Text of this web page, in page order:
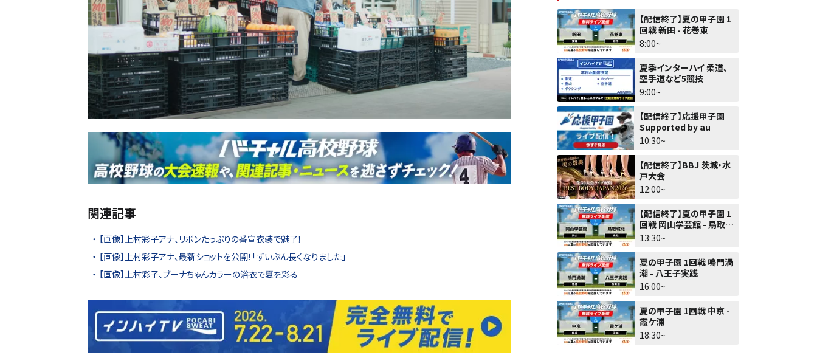
関連記事
【画像】上村彩子アナ、リボンたっぷりの番宣衣装で魅了！
【画像】上村彩子アナ、最新ショットを公開！「ずいぶん長くなりました」
【画像】上村彩子、ブーナちゃんカラーの浴衣で夏を彩る
【配信終了】夏の甲子園 1
回戦 新田 - 花巻東
8:00~
夏季インターハイ 柔道、
空手道など5競技
9:00~
【配信終了】応援甲子園
Supported by au
10:30~
【配信終了】BBJ 茨城・水
戸大会
12:00~
【配信終了】夏の甲子園 1
回戦 岡山学芸館 - 鳥取城
北
13:30~
夏の甲子園 1回戦 鳴門渦
潮 - 八王子実践
16:00~
夏の甲子園 1回戦 中京 -
霞ケ浦
18:30~